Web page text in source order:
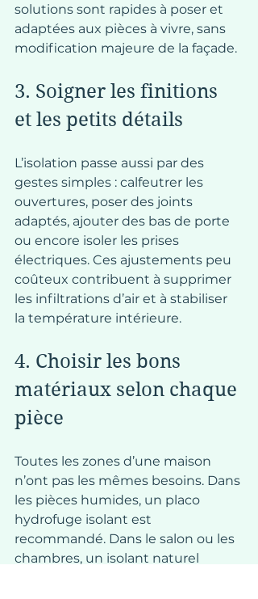
solutions sont rapides à poser et
adaptées aux pièces à vivre, sans
modification majeure de la façade.
3. Soigner les finitions
et les petits détails
L’isolation passe aussi par des
gestes simples : calfeutrer les
ouvertures, poser des joints
adaptés, ajouter des bas de porte
ou encore isoler les prises
électriques. Ces ajustements peu
coûteux contribuent à supprimer
les infiltrations d’air et à stabiliser
la température intérieure.
4. Choisir les bons
matériaux selon chaque
pièce
Toutes les zones d’une maison
n’ont pas les mêmes besoins. Dans
les pièces humides, un placo
hydrofuge isolant est
recommandé. Dans le salon ou les
chambres, un isolant naturel